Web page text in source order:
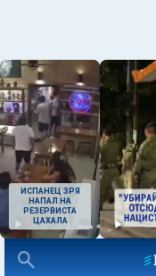
ИСПАНЕЦ ЗРЯ
НАПАЛ НА
РЕЗЕРВИСТА
ЦАХАЛА